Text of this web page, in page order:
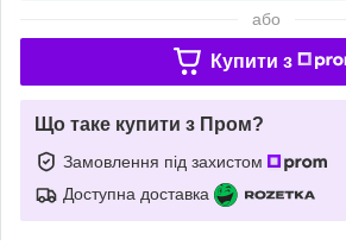
або
Купити з
Що таке купити з Пром?
Замовлення під захистом
Доступна доставка